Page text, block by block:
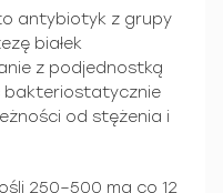
antybiotyk z grupy
białek
z podjednostką
bakteriostatycznie
od stężenia i
250–500 mg co 12